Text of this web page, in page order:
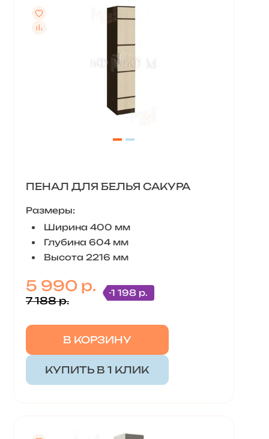
ПЕНАЛ ДЛЯ БЕЛЬЯ САКУРА
Размеры:
Ширина 400 мм
Глубина 604 мм
Высота 2216 мм
5 990 р.
7 188 р.
-1 198 р.
В КОРЗИНУ
КУПИТЬ В 1 КЛИК